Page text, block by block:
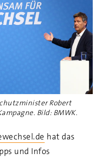
Robert
Bild: BMWK.
hat das
und Infos